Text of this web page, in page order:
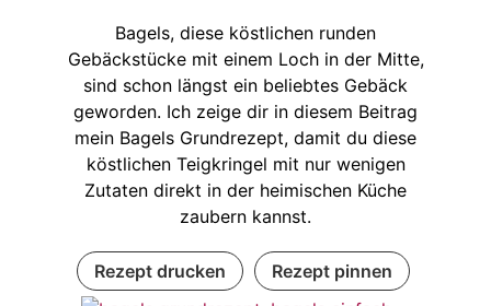
Bagels, diese köstlichen runden
Gebäckstücke mit einem Loch in der Mitte,
sind schon längst ein beliebtes Gebäck
geworden. Ich zeige dir in diesem Beitrag
mein Bagels Grundrezept, damit du diese
köstlichen Teigkringel mit nur wenigen
Zutaten direkt in der heimischen Küche
zaubern kannst.
Rezept drucken Rezept pinnen